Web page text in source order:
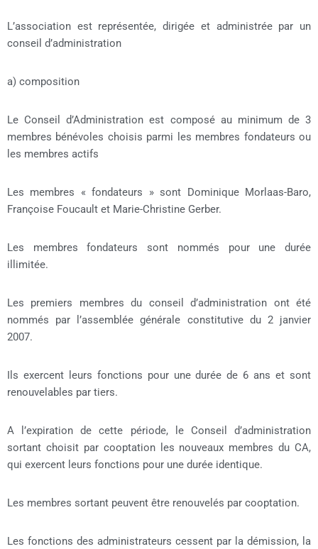
L’association est représentée, dirigée et administrée par un
conseil d’administration
a) composition
Le Conseil d’Administration est composé au minimum de 3
membres bénévoles choisis parmi les membres fondateurs ou
les membres actifs
Les membres « fondateurs » sont Dominique Morlaas-Baro,
Françoise Foucault et Marie-Christine Gerber.
Les membres fondateurs sont nommés pour une durée
illimitée.
Les premiers membres du conseil d’administration ont été
nommés par l’assemblée générale constitutive du 2 janvier
2007.
Ils exercent leurs fonctions pour une durée de 6 ans et sont
renouvelables par tiers.
A l’expiration de cette période, le Conseil d’administration
sortant choisit par cooptation les nouveaux membres du CA,
qui exercent leurs fonctions pour une durée identique.
Les membres sortant peuvent être renouvelés par cooptation.
Les fonctions des administrateurs cessent par la démission, la